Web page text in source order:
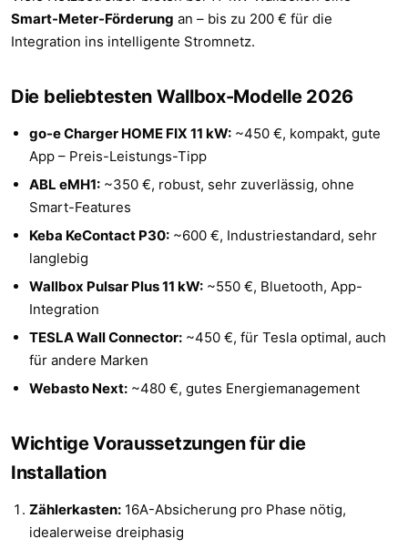
Smart-Meter-Förderung an – bis zu 200 € für die
Integration ins intelligente Stromnetz.
Die beliebtesten Wallbox-Modelle 2026
go-e Charger HOME FIX 11 kW: ~450 €, kompakt, gute
App – Preis-Leistungs-Tipp
ABL eMH1: ~350 €, robust, sehr zuverlässig, ohne
Smart-Features
Keba KeContact P30: ~600 €, Industriestandard, sehr
langlebig
Wallbox Pulsar Plus 11 kW: ~550 €, Bluetooth, App-
Integration
TESLA Wall Connector: ~450 €, für Tesla optimal, auch
für andere Marken
Webasto Next: ~480 €, gutes Energiemanagement
Wichtige Voraussetzungen für die
Installation
Zählerkasten: 16A-Absicherung pro Phase nötig,
idealerweise dreiphasig